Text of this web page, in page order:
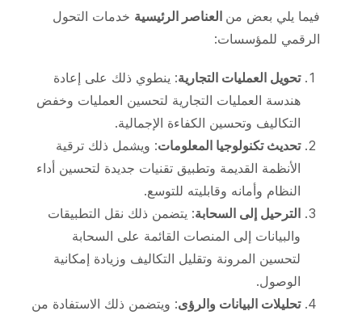
فيما يلي بعض من العناصر الرئيسية خدمات التحول
الرقمي للمؤسسات:
تحويل العمليات التجارية: ينطوي ذلك على إعادة
هندسة العمليات التجارية لتحسين العمليات وخفض
التكاليف وتحسين الكفاءة الإجمالية.
تحديث تكنولوجيا المعلومات: ويشمل ذلك ترقية
الأنظمة القديمة وتطبيق تقنيات جديدة لتحسين أداء
النظام وأمانه وقابليته للتوسع.
الترحيل إلى السحابة: يتضمن ذلك نقل التطبيقات
والبيانات إلى المنصات القائمة على السحابة
لتحسين المرونة وتقليل التكاليف وزيادة إمكانية
الوصول.
تحليلات البيانات والرؤى: ويتضمن ذلك الاستفادة من